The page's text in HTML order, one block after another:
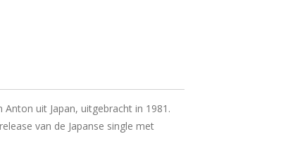
Anton uit Japan, uitgebracht in 1981.
van de Japanse single met